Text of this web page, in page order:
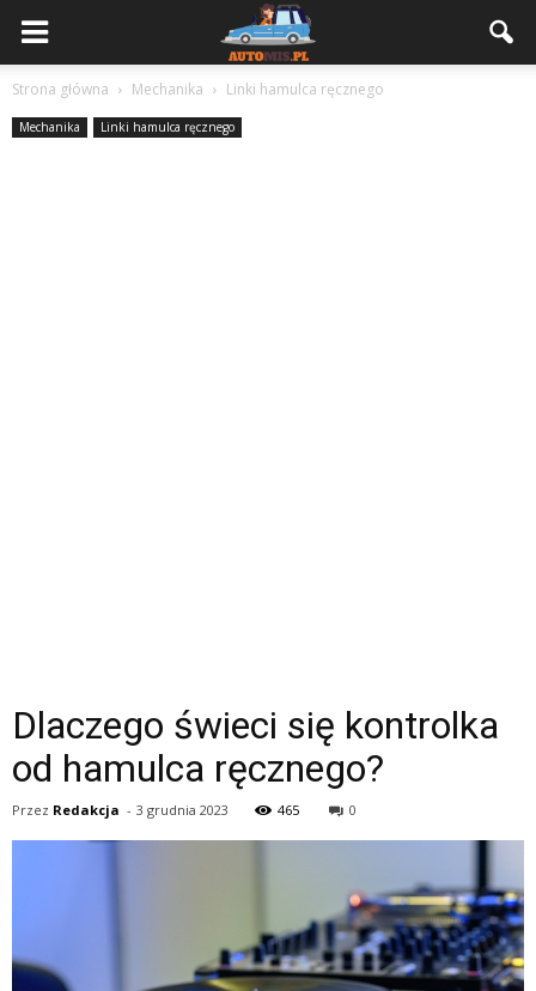
Strona główna Mechanika Linki hamulca ręcznego
Mechanika Linki hamulca ręcznego
Dlaczego świeci się kontrolka
od hamulca ręcznego?
Przez Redakcja - 3 grudnia 2023 465 0